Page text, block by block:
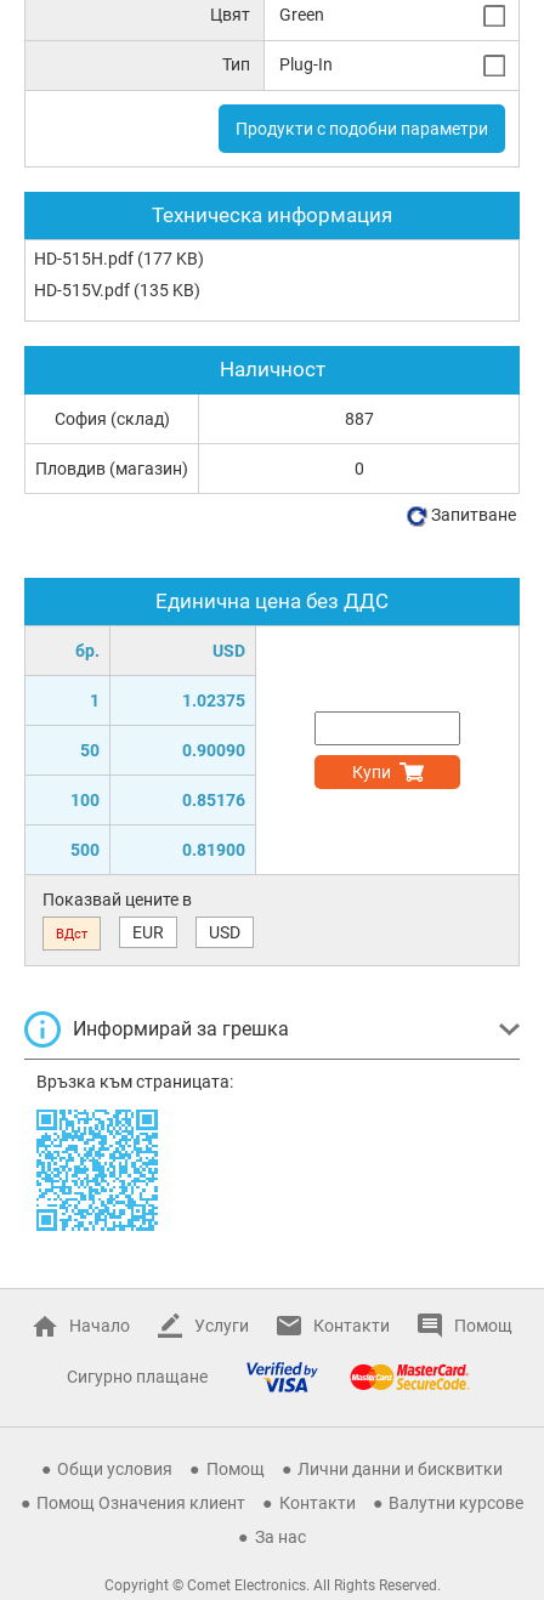
Цвят Green
Тип Plug-In
Продукти с подобни параметри
Техническа информация
HD-515H.pdf (177 KB)
HD-515V.pdf (135 KB)
Единична цена без ДДС
бр. USD
1 1.02375
50 0.90090
100 0.85176
500 0.81900
Купи
Показвай цените в
ВДст EUR USD
Информирай за грешка
Връзка към страницата:
Наличност
София (склад) 887
Пловдив (магазин) 0
Запитване
Начало Услуги Контакти Помощ
Сигурно плащане
Общи условия Помощ
Лични данни и бисквитки
Помощ Означения клиент
Контакти
Валутни курсове
За нас
Copyright © Comet Electronics. All Rights Reserved.